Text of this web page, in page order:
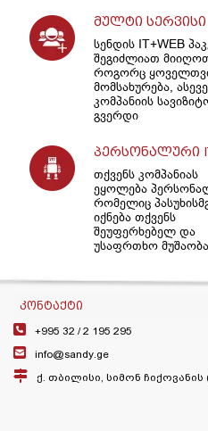
მულტი სერვისი
სენდის IT+WEB
შეგიძლიათ
როგორც
მომსახურება,
კომპანიის
გვერდი
პერსონალური
თქვენს კომპანიას
ეყოლება
რომელიც
იქნება თქვენს
შეუფერხებელ და
უსაფრთხო
ᲙᲝᲜᲢᲐᲥᲢᲘ
+995 32 /2 195 295
info@sandy.ge
ქ. თბილისი, სიმონ